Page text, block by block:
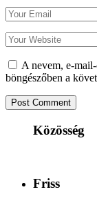
A nevem, e-
böngészőben a
Közösség
Friss